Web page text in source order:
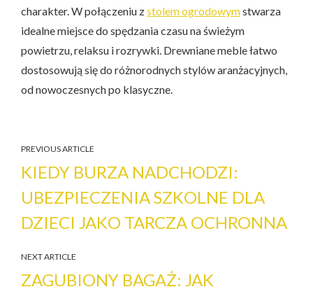
charakter. W połączeniu zstolem ogrodowymstwarza
idealne miejsce do spędzania czasu na świeżym
powietrzu, relaksu i rozrywki. Drewniane meble łatwo
dostosowują się do różnorodnych stylów aranżacyjnych,
od nowoczesnych po klasyczne.
PREVIOUS ARTICLE
KIEDY BURZA NADCHODZI:
UBEZPIECZENIA SZKOLNE DLA
DZIECI JAKO TARCZA OCHRONNA
NEXT ARTICLE
ZAGUBIONY BAGAŻ: JAK